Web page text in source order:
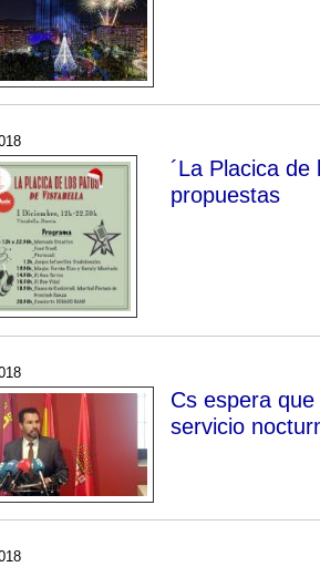
´La Placica
propuestas
Cs espera
servicio